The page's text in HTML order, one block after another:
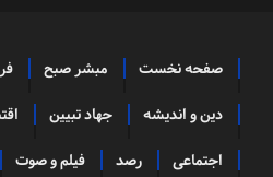
صفحه نخست مبشر صبح
دین و اندیشه جهاد تبیین
اجتماعی رصد فیلم و صوت